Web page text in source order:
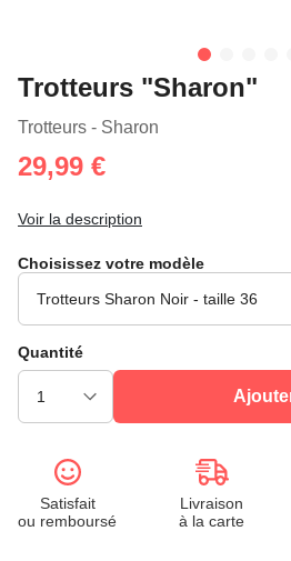
Trotteurs "Sharon"
Trotteurs - Sharon
29,99 €
Voir la description
Choisissez votre modèle
Quantité
Satisfait
ou remboursé
Livraison
à la carte